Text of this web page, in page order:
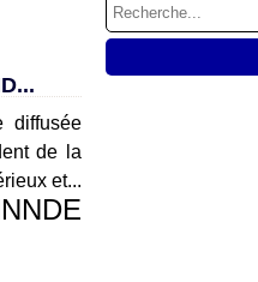
diffusée
de la
et...